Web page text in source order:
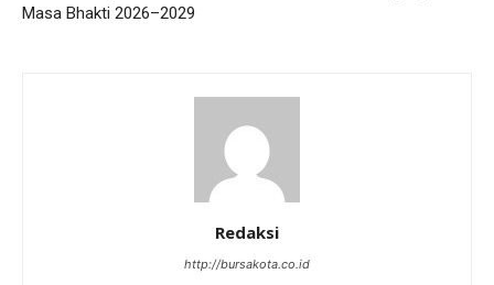
Masa Bhakti 2026–2029
Redaksi
http://bursakota.co.id